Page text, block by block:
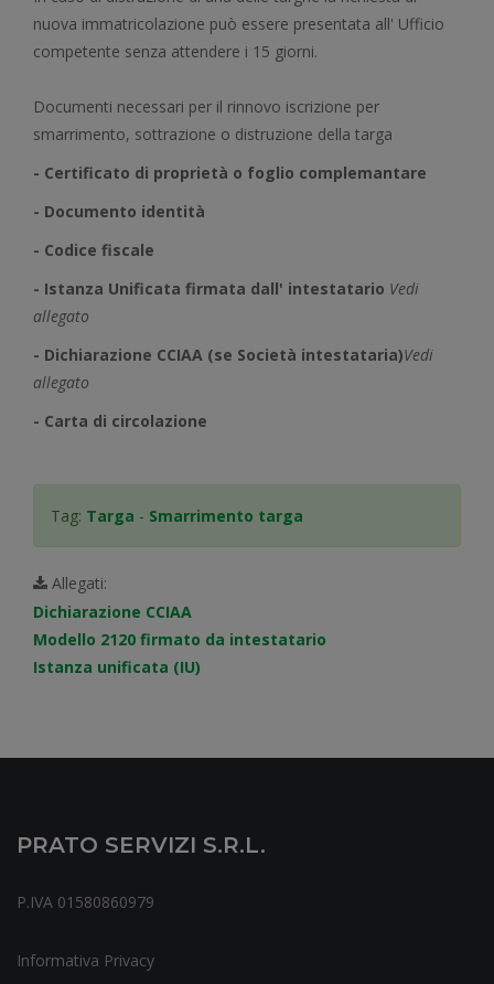
nuova immatricolazione può essere presentata all' Ufficio
competente senza attendere i 15 giorni.
Documenti necessari per il rinnovo iscrizione per
smarrimento, sottrazione o distruzione della targa
- Certificato di proprietà o foglio complemantare
- Documento identità
- Codice fiscale
- Istanza Unificata firmata dall' intestatario Vedi
allegato
- Dichiarazione CCIAA (se Società intestataria)Vedi
allegato
- Carta di circolazione
Tag: Targa - Smarrimento targa
Allegati:
Dichiarazione CCIAA
Modello 2120 firmato da intestatario
Istanza unificata (IU)
PRATO SERVIZI S.r.l.
P.IVA 01580860979
Informativa Privacy